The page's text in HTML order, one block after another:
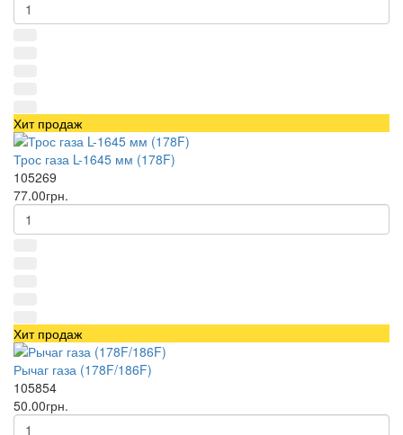
Хит продаж
Трос газа L-1645 мм (178F)
105269
77.00грн.
Хит продаж
Рычаг газа (178F/186F)
105854
50.00грн.